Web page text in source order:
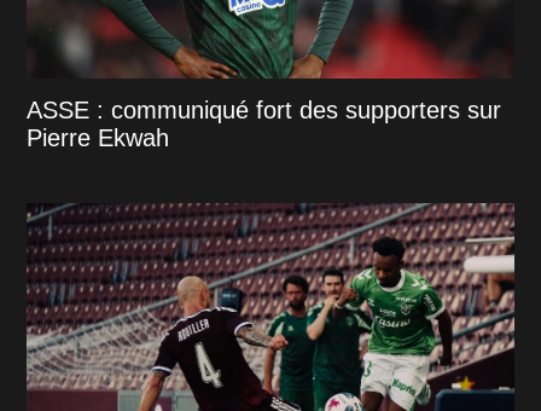
ASSE : communiqué fort des supporters sur
Pierre Ekwah